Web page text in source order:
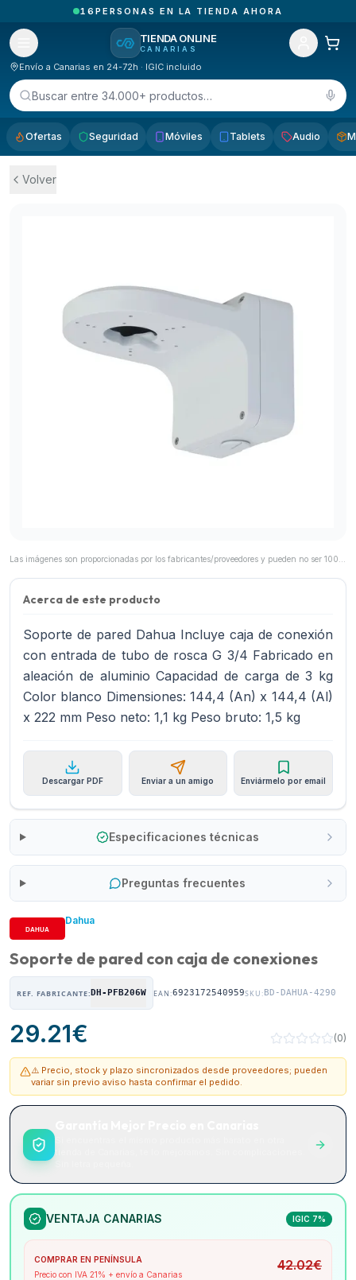
PEDIDOS ENTREGADOS HOY EN CANARIAS
TIENDA ONLINE
CANARIAS
Envío a Canarias en 24-72h · IGIC incluido
Buscar entre 34.000+ productos…
Ofertas Seguridad Móviles Tablets Audio
Volver
Acerca de este producto
Soporte de pared Dahua Incluye caja de conexión
con entrada de tubo de rosca G 3/4 Fabricado en
aleación de aluminio Capacidad de carga de 3 kg
Color blanco Dimensiones: 144,4 (An) x 144,4 (Al)
x 222 mm Peso neto: 1,1 kg Peso bruto: 1,5 kg
Descargar PDF Enviar a un amigo Enviármelo por email
Especificaciones técnicas
Preguntas frecuentes
Dahua
Soporte de pared con caja de conexiones
REF. FABRICANTE:DH-PFB206W EAN:6923172540959SKU:BD-DAHUA-4290
29.21€ (0)
⚠️ Precio, stock y plazo sincronizados desde proveedores; pueden
variar sin previo aviso hasta confirmar el pedido.
VENTAJA CANARIAS IGIC 7%
COMPRAR EN PENÍNSULA
Precio con IVA 21% + envío a Canarias
42.02€